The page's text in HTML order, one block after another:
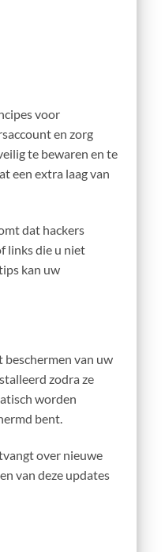
voor
en zorg
te bewaren en te
een extra laag van
dat hackers
links die u niet
kan uw
beschermen van uw
zodra ze
worden
bent.
over nieuwe
van deze updates